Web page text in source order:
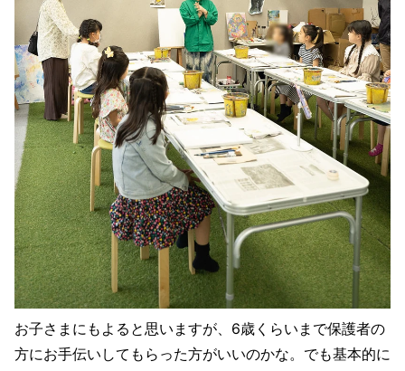
お子さまにもよると思いますが、6歳くらいまで保護者の
方にお手伝いしてもらった方がいいのかな。でも基本的に